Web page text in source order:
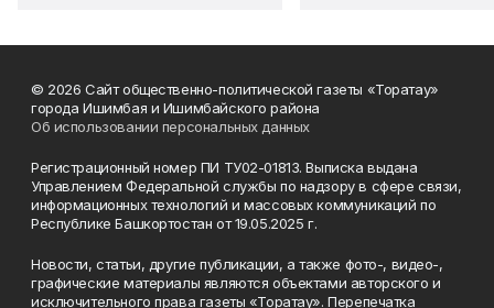
© 2026 Сайт общественно-политической газеты «Торатау»
города Ишимбая и Ишимбайского района
Об использовании персональных данных
Регистрационный номер ПИ ТУ02-01813. Выписка выдана
Управлением Федеральной службы по надзору в сфере связи,
информационных технологий и массовых коммуникаций по
Республике Башкортостан от 19.05.2025 г.
Новости, статьи, другие публикации, а также фото-, видео-,
графические материалы являются объектами авторского и
исключительного права газеты «Торатау». Перепечатка